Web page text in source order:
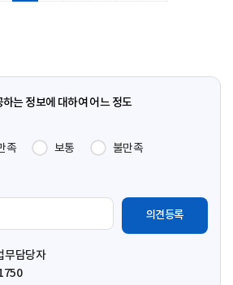
는 정보에 대하여 어느 정도
족 보통
불만족
무담당자